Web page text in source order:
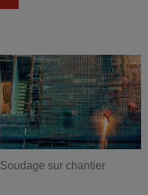
Soudage sur chantier